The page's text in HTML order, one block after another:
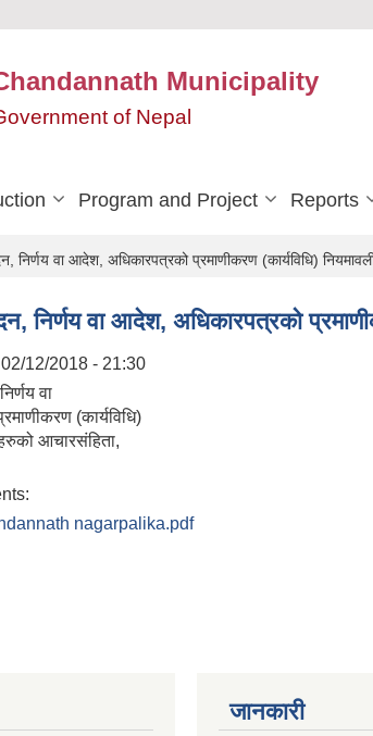
Municipality
of Nepal
Program and Project Reports
निर्णय वा आदेश, अधिकारपत्रको प्रमाणीकरण (कार्यविधि)
निर्णय वा आदेश, अधिकारपत्रको
12/2018 - 21:30
वा
(कार्यविधि)
आचारसंहिता,
nagarpalika.pdf
जानकारी